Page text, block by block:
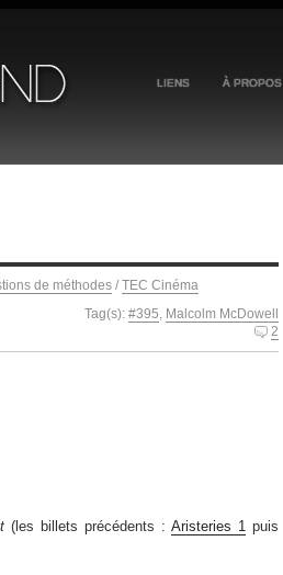
LIENS À PROPOS
de méthodes / TEC Cinéma
Tag(s): #395, Malcolm McDowell
2
(les billets précédents :Aristeries 1 puis